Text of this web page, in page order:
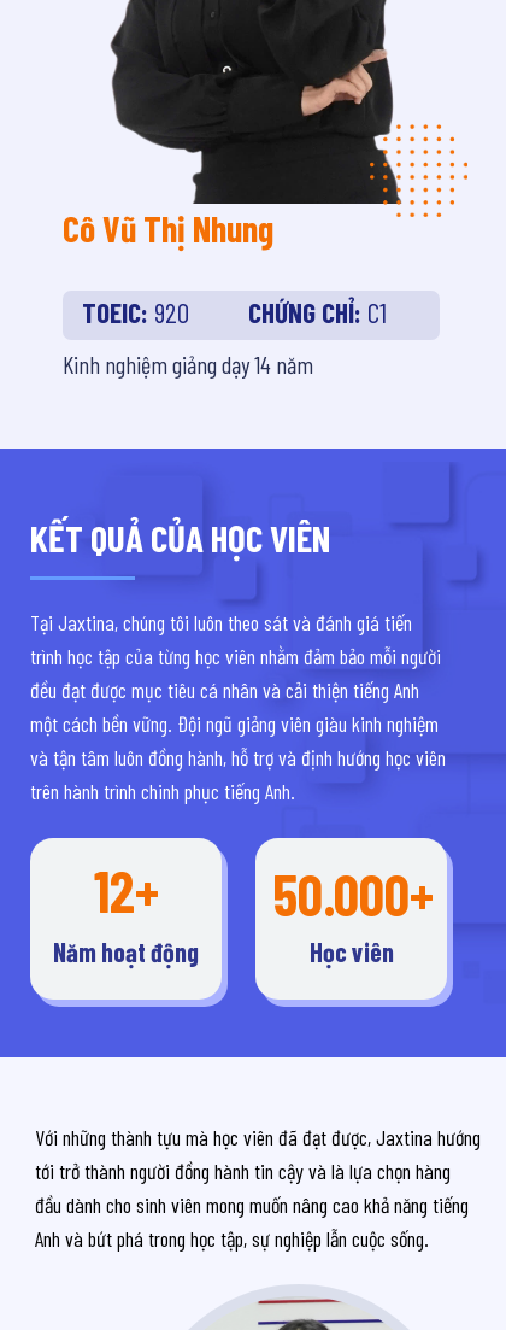
Cô Vũ Thị Nhung
TOEIC: 920 CHỨNG CHỈ: C1
Kinh nghiệm giảng dạy 14 năm
Tại Jaxtina, chúng tôi luôn theo sát và đánh giá tiến
trình học tập của từng học viên nhằm đảm bảo mỗi người
đều đạt được mục tiêu cá nhân và cải thiện tiếng Anh
một cách bền vững. Đội ngũ giảng viên giàu kinh nghiệm
và tận tâm luôn đồng hành, hỗ trợ và định hướng học viên
trên hành trình chinh phục tiếng Anh.
12+
Năm hoạt động
50.000+
Học viên
KẾT QUẢ CỦA HỌC VIÊN
Với những thành tựu mà học viên đã đạt được, Jaxtina hướng
tới trở thành người đồng hành tin cậy và là lựa chọn hàng
đầu dành cho sinh viên mong muốn nâng cao khả năng tiếng
Anh và bứt phá trong học tập, sự nghiệp lẫn cuộc sống.